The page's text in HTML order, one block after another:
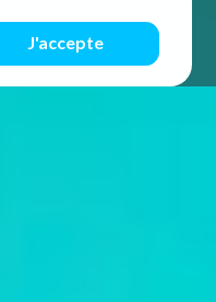
J'accepte